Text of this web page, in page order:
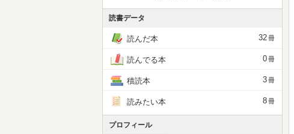
読書データ
読んだ本 32冊
読んでる本 0冊
積読本 3冊
読みたい本 8冊
プロフィール